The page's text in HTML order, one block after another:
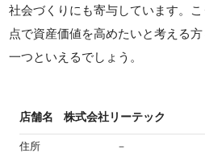
社会づくりにも寄与しています。
点で資産価値を高めたいと考える
一つといえるでしょう。
店舗名 株式会社リーテック
住所 －